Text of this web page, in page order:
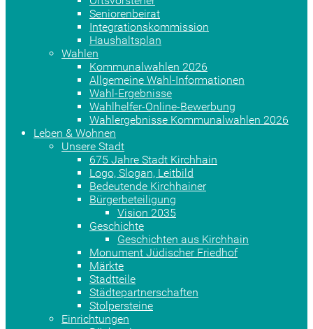
Seniorenbeirat
Integrationskommission
Haushaltsplan
Wahlen
Kommunalwahlen 2026
Allgemeine Wahl-Informationen
Wahl-Ergebnisse
Wahlhelfer-Online-Bewerbung
Wahlergebnisse Kommunalwahlen 2026
Leben & Wohnen
Unsere Stadt
675 Jahre Stadt Kirchhain
Logo, Slogan, Leitbild
Bedeutende Kirchhainer
Bürgerbeteiligung
Vision 2035
Geschichte
Geschichten aus Kirchhain
Monument Jüdischer Friedhof
Märkte
Stadtteile
Städtepartnerschaften
Stolpersteine
Einrichtungen